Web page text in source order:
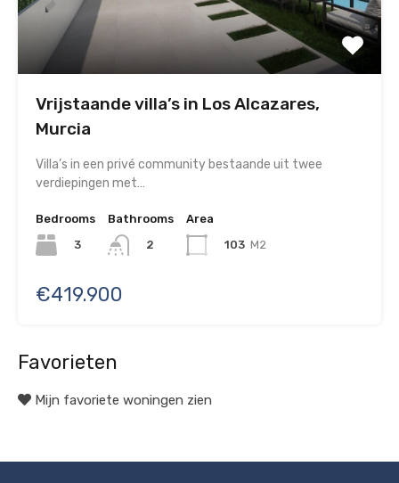
Vrijstaande villa’s in Los Alcazares,
Murcia
Villa’s in een privé community bestaande uit twee
verdiepingen met…
Bedrooms
3
Bathrooms
2
Area
103 M2
€419.900
Favorieten
Mijn favoriete woningen zien